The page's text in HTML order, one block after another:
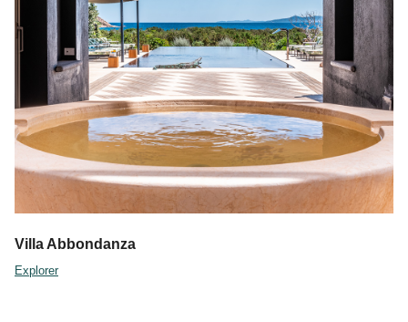
Villa Abbondanza
Explorer